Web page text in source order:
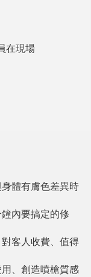
在現場
體有膚色差異時
內要搞定的修
客人收費、值得
、創造噴槍質感